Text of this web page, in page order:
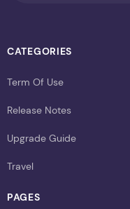
CATEGORIES
Term Of Use
Release Notes
Upgrade Guide
Travel
PAGES